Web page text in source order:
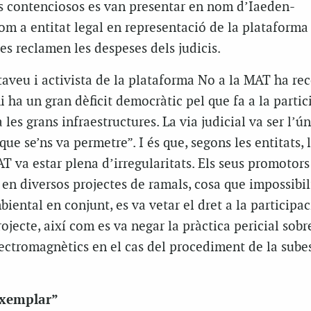
contenciosos es van presentar en nom d’Iaeden-
a entitat legal en representació de la plataforma
reclamen les despeses dels judicis.
i activista de la plataforma No a la MAT ha
ha un gran dèficit democràtic pel que fa a la
les grans infraestructures. La via judicial va ser
se’ns va permetre”. I és que, segons les entitats,
va estar plena d’irregularitats. Els seus
diversos projectes de ramals, cosa que
en conjunt, es va vetar el dret a la
així com es va negar la pràctica pericial
en el cas del procediment de la